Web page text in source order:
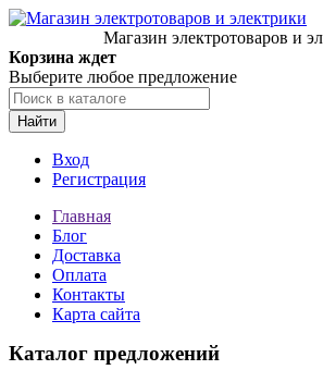
Магазин электротоваров и
Корзина ждет
Выберите любое предложение
Найти
Вход
Регистрация
Главная
Блог
Доставка
Оплата
Контакты
Карта сайта
Каталог предложений